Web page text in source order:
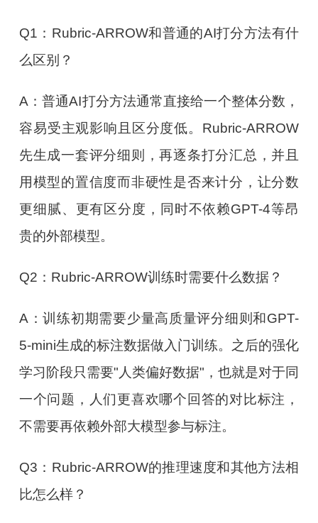
Q1：Rubric-ARROW和普通的AI打分方法有什
么区别？
A：普通AI打分方法通常直接给一个整体分数，
容易受主观影响且区分度低。Rubric-ARROW
先生成一套评分细则，再逐条打分汇总，并且
用模型的置信度而非硬性是否来计分，让分数
更细腻、更有区分度，同时不依赖GPT-4等昂
贵的外部模型。
Q2：Rubric-ARROW训练时需要什么数据？
A：训练初期需要少量高质量评分细则和GPT-
5-mini生成的标注数据做入门训练。之后的强化
学习阶段只需要"人类偏好数据"，也就是对于同
一个问题，人们更喜欢哪个回答的对比标注，
不需要再依赖外部大模型参与标注。
Q3：Rubric-ARROW的推理速度和其他方法相
比怎么样？